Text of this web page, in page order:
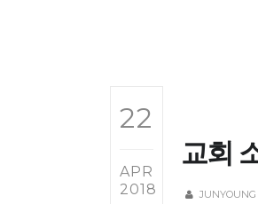
22
APR
2018
교회
JUNYOUNG